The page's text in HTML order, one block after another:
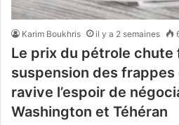
Karim Boukhris il y a 2 semaines
Le prix du pétrole
suspension des frappes
ravive l’espoir de
Washington et Téhéran